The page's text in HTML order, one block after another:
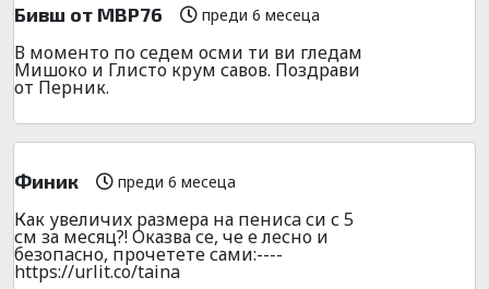
Бивш от МВР76 преди 6 месеца
В моменто по седем осми ти ви гледам
Мишоко и Глисто крум савов. Поздрави
от Перник.
Финик преди 6 месеца
Как увeличиx размера на пeниca си с 5
см за месяц?! Оказва се, че е лесно и
безoпacно, пpочeтeте сами:----
https://urlit.co/taina